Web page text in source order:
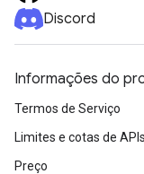
Discord
Informações do
Termos de Serviço
Limites e cotas de APIs
Preço